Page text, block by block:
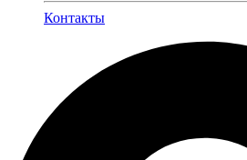
Контакты